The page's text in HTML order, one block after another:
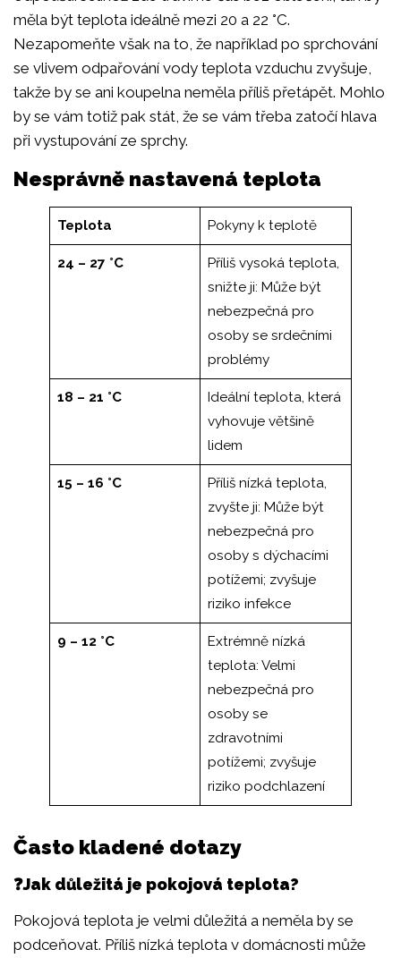
měla být teplota ideálně mezi 20 a 22 °C.
Nezapomeňte však na to, že například po sprchování
se vlivem odpařování vody teplota vzduchu zvyšuje,
takže by se ani koupelna neměla příliš přetápět. Mohlo
by se vám totiž pak stát, že se vám třeba zatočí hlava
při vystupování ze sprchy.
Nesprávně nastavená teplota
Teplota Pokyny k teplotě
24 – 27 °C
Příliš vysoká teplota,
snižte ji: Může být
nebezpečná pro
osoby se srdečními
problémy
18 – 21 °C
Ideální teplota, která
vyhovuje většině
lidem
15 – 16 °C
Příliš nízká teplota,
zvyšte ji: Může být
nebezpečná pro
osoby s dýchacími
potížemi; zvyšuje
riziko infekce
9 – 12 °C
Extrémně nízká
teplota: Velmi
nebezpečná pro
osoby se
zdravotními
potížemi; zvyšuje
riziko podchlazení
Často kladené dotazy
❓Jak důležitá je pokojová teplota?
Pokojová teplota je velmi důležitá a neměla by se
podceňovat. Příliš nízká teplota v domácnosti může